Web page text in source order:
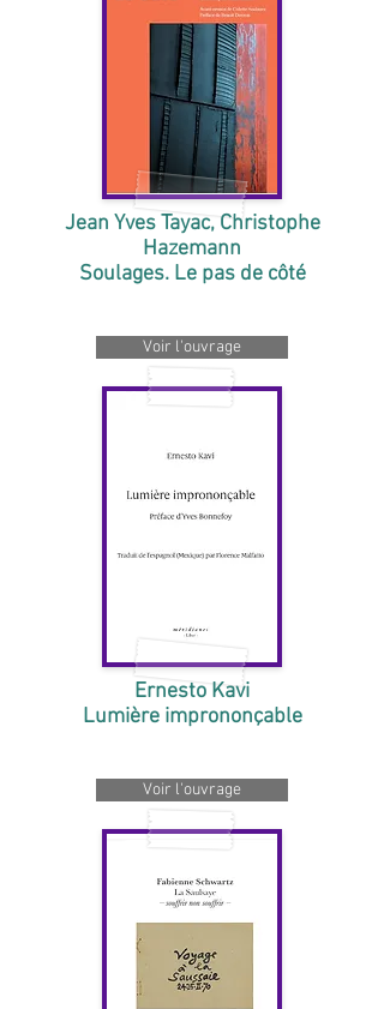
Jean Yves Tayac, Christophe
Hazemann
Soulages. Le pas de côté
Voir l'ouvrage
Ernesto Kavi
Lumière imprononçable
Voir l'ouvrage